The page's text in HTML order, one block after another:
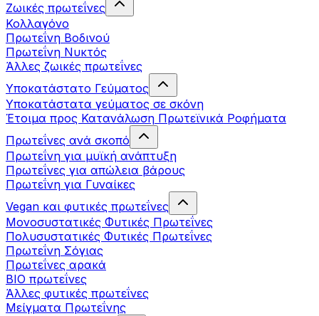
Ζωικές πρωτεΐνες
Κολλαγόνο
Πρωτεΐνη Βοδινού
Πρωτεΐνη Νυκτός
Άλλες ζωικές πρωτεΐνες
Υποκατάστατο Γεύματος
Υποκατάστατα γεύματος σε σκόνη
Έτοιμα προς Κατανάλωση Πρωτεϊνικά Ροφήματα
Πρωτεΐνες ανά σκοπό
Πρωτεΐνη για μυϊκή ανάπτυξη
Πρωτεΐνες για απώλεια βάρους
Πρωτεΐνη για Γυναίκες
Vegan και φυτικές πρωτεΐνες
Μονοσυστατικές Φυτικές Πρωτεΐνες
Πολυσυστατικές Φυτικές Πρωτεΐνες
Πρωτεΐνη Σόγιας
Πρωτεΐνες αρακά
ΒIO πρωτεΐνες
Άλλες φυτικές πρωτεΐνες
Μείγματα Πρωτεΐνης